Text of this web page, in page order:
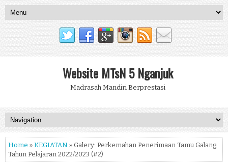
Website MTsN 5 Nganjuk
Madrasah Mandiri Berprestasi
Home » KEGIATAN » Galery: Perkemahan Penerimaan Tamu Galang
Tahun Pelajaran 2022/2023 (#2)